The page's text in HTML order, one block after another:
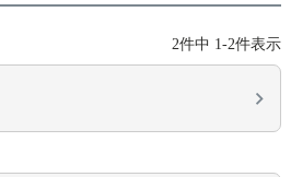
2件中 1-2件表示